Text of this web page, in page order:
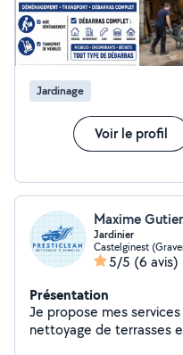
Jardinage
Voir le profil
Maxime
Jardinier
Castelginest
5/5 (6 avis)
Présentation
Je propose mes
nettoyage de terrasses